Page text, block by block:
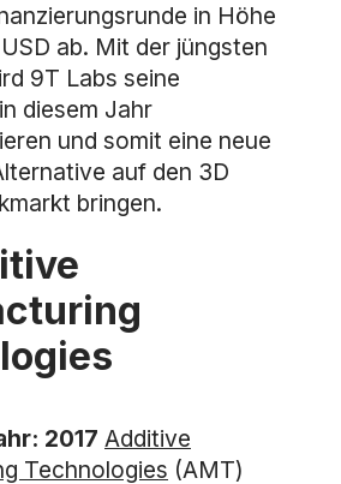
in Höhe
ab. Mit der jüngsten
9T Labs seine
diesem Jahr
und somit eine neue
auf den 3D
bringen.
2017 Additive
Technologies (AMT)